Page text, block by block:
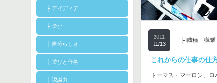
├ アイディア
├ 学び
├ 自分らしさ
├ 遊びと仕事
├ 認識力
2011
11/13
├ 職種・職業
これからの仕事の仕
トーマス・マーロン、